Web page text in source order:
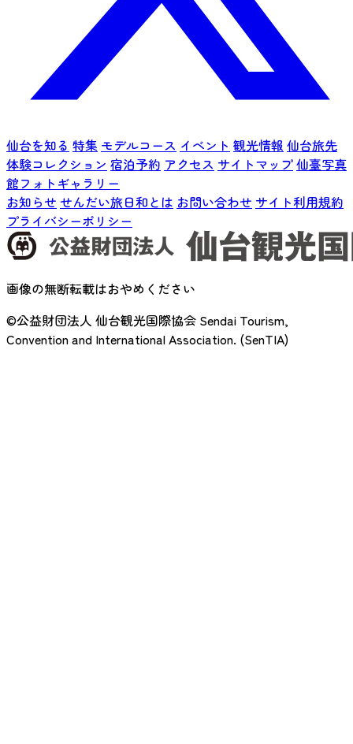
仙台を知る 特集 モデルコース イベント 観光情報 仙台旅先
体験コレクション 宿泊予約 アクセス サイトマップ仙臺写真
館フォトギャラリー
お知らせ せんだい旅日和とは お問い合わせ サイト利用規約
プライバシーポリシー
画像の無断転載はおやめください
©公益財団法人 仙台観光国際協会 Sendai Tourism,
Convention and International Association. (SenTIA)